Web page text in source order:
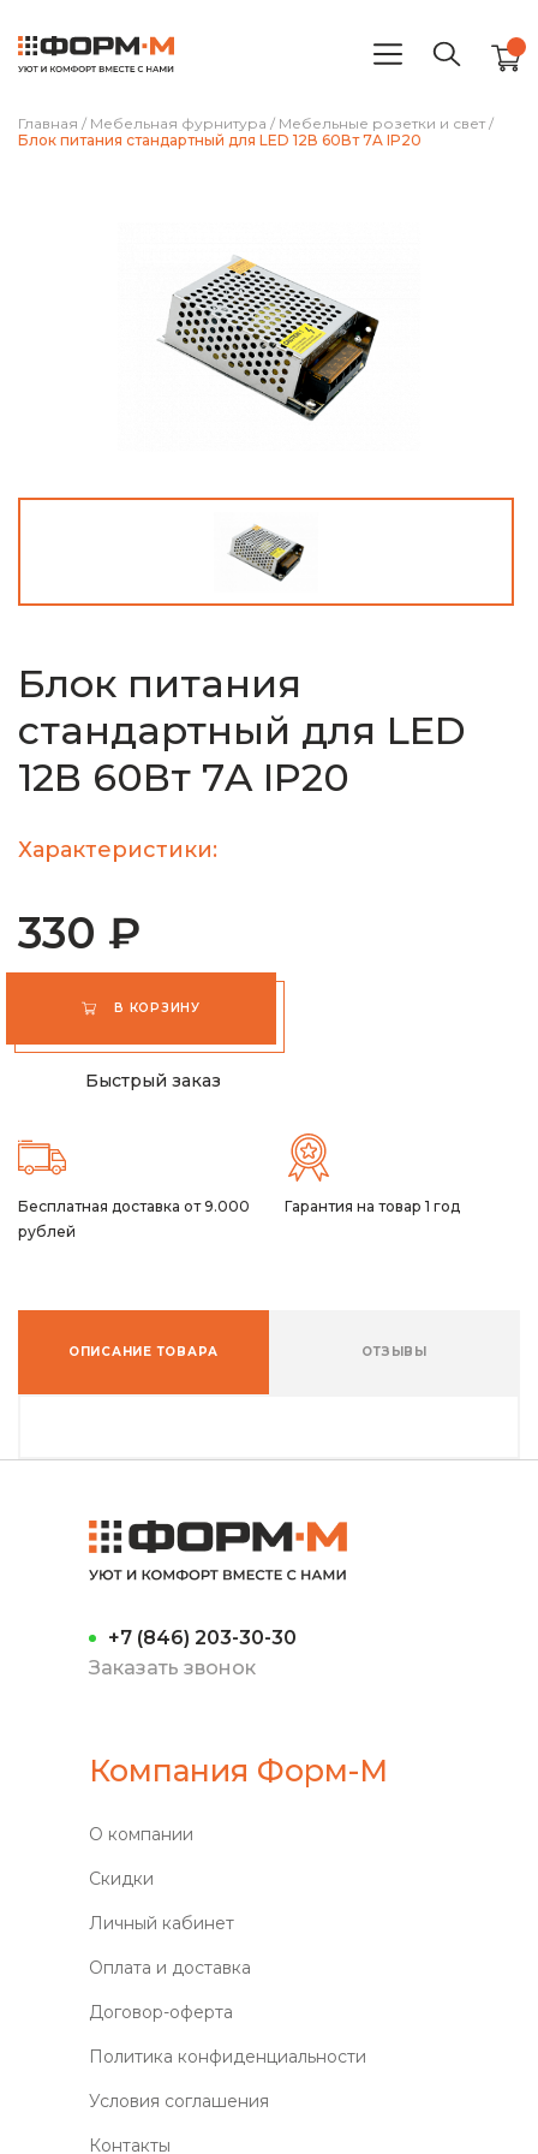
Главная / Мебельная фурнитура / Мебельные розетки и свет /
Блок питания стандартный для LED 12В 60Вт 7A IP20
Блок питания
стандартный для LED
12В 60Вт 7A IP20
Характеристики:
330 ₽
В КОРЗИНУ
Быстрый заказ
Бесплатная доставка от 9.000
рублей
Гарантия на товар 1 год
ОПИСАНИЕ ТОВАРА ОТЗЫВЫ
+7 (846) 203-30-30
Заказать звонок
Компания Форм-М
О компании
Скидки
Личный кабинет
Оплата и доставка
Договор-оферта
Политика конфиденциальности
Условия соглашения
Контакты